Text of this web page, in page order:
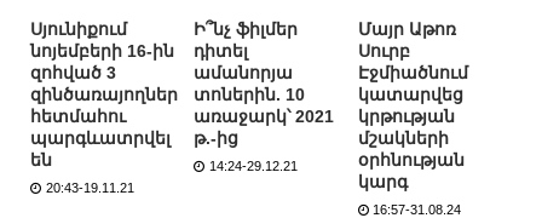
Սյունիքում
նոյեմբերի 16-ին
զոհված 3
զինծառայողներ
հետմահու
պարգևատրվել
են
20:43-19.11.21
Ի՞նչ ֆիլմեր
դիտել
ամանորյա
տոներին. 10
առաջարկ՝ 2021
թ.-ից
14:24-29.12.21
Մայր Աթոռ
Սուրբ
Էջմիածնում
կատարվեց
կրթության
մշակների
օրհնության
կարգ
16:57-31.08.24